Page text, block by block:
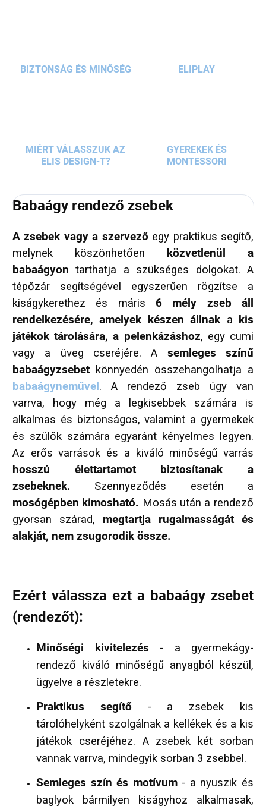
sokoldalúés lehetővé teszi, hogy a zsebek a
BIZTONSÁG ÉS MINŐSÉG ELIPLAY
MIÉRT VÁLASSZUK AZ
ELIS DESIGN-T?
GYEREKEK ÉS
MONTESSORI
Babaágy rendező zsebek
A zsebek vagy a szervező egy praktikus segítő,
melynek köszönhetően közvetlenül a
babaágyontarthatja a szükséges dolgokat. A
tépőzár segítségével egyszerűen rögzítse a
kiságykerethez és máris 6 mély zseb áll
rendelkezésére, amelyek készen állnak a kis
játékok tárolására, a pelenkázáshoz, egy cumi
vagy a üveg cseréjére. A semleges színű
babaágyzsebet könnyedén összehangolhatja a
babaágyneművel. A rendező zseb úgy van
varrva, hogy még a legkisebbek számára is
alkalmas és biztonságos, valamint a gyermekek
és szülők számára egyaránt kényelmes legyen.
Az erős varrások és a kiváló minőségű varrás
hosszú élettartamot biztosítanak a
zsebeknek. Szennyeződés esetén a
mosógépben kimosható. Mosás után a rendező
gyorsan szárad, megtartja rugalmasságát és
alakját, nem zsugorodik össze.
Ezért válassza ezt a babaágy zsebet
(rendezőt):
Minőségi kivitelezés - a gyermekágy-
rendező kiváló minőségű anyagból készül,
ügyelve a részletekre.
Praktikus segítő - a zsebek kis
tárolóhelyként szolgálnak a kellékek és a kis
játékok cseréjéhez. A zsebek két sorban
vannak varrva, mindegyik sorban 3 zsebbel.
Semleges szín és motívum- a nyuszik és
baglyok bármilyen kiságyhoz alkalmasak,